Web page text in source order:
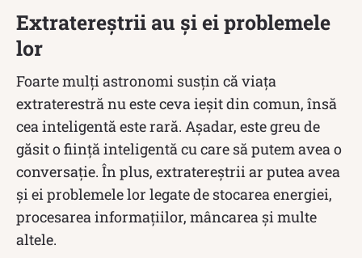
Extratereștrii au și ei problemele
lor
Foarte mulți astronomi susțin că viața
extraterestră nu este ceva ieșit din comun, însă
cea inteligentă este rară. Așadar, este greu de
găsit o ființă inteligentă cu care să putem avea o
conversație. În plus, extratereștrii ar putea avea
și ei problemele lor legate de stocarea energiei,
procesarea informațiilor, mâncarea și multe
altele.